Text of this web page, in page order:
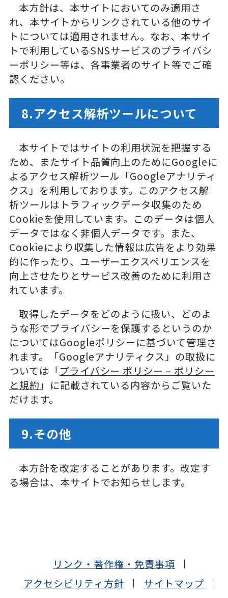
本方針は、本サイトにおいてのみ適用さ
れ、本サイトからリンクされている他のサイ
トについては適用されません。なお、本サイ
トで利用しているSNSサービスのプライバシ
ーポリシー等は、各事業者のサイト等でご確
認ください。
8.アクセス解析ツールについて
本サイトではサイトの利用状況を把握する
ため、またサイト品質向上のためにGoogleに
よるアクセス解析ツール「Googleアナリティ
クス」を利用しております。このアクセス解
析ツールはトラフィックデータ収集のため
Cookieを使用しています。このデータは個人
データではなく非個人データです。また、
Cookieにより収集した情報は広告をより効果
的に作ったり、ユーザーエクスペリエンスを
向上させたりとサービス改善のために利用さ
れています。
取得したデータをどのように扱い、どのよ
うな形でプライバシーを保護するというのか
についてはGoogleポリシーに基づいて管理さ
れます。「Googleアナリティクス」の取扱に
ついては「プライバシー ポリシー – ポリシー
と規約」に記載されている内容からご覧いた
だけます。
9.その他
本方針を改定することがあります。改定す
る場合は、本サイトでお知らせします。
リンク・著作権・免責事項
アクセシビリティ方針
サイトマップ